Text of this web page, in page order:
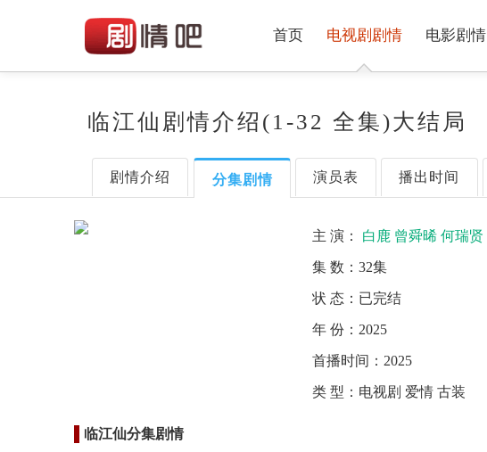
首页 电视剧剧情 电影剧情
临江仙剧情介绍(1-32 全集)大结局
剧情介绍 分集剧情 演员表 播出时间
主 演： 白鹿 曾舜晞 何瑞贤
集 数：32集
状 态： 已完结
年 份： 2025
首播时间： 2025
类 型： 电视剧 爱情 古装
临江仙分集剧情